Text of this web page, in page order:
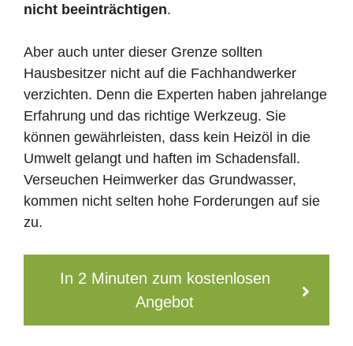
nicht beeinträchtigen.
Aber auch unter dieser Grenze sollten
Hausbesitzer nicht auf die Fachhandwerker
verzichten. Denn die Experten haben jahrelange
Erfahrung und das richtige Werkzeug. Sie
können gewährleisten, dass kein Heizöl in die
Umwelt gelangt und haften im Schadensfall.
Verseuchen Heimwerker das Grundwasser,
kommen nicht selten hohe Forderungen auf sie
zu.
In 2 Minuten zum kostenlosen
Angebot